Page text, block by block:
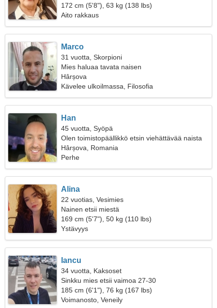
172 cm (5'8"), 63 kg (138 lbs)
Aito rakkaus
Marco
31 vuotta, Skorpioni
Mies haluaa tavata naisen
Hârșova
Kävelee ulkoilmassa, Filosofia
Han
45 vuotta, Syöpä
Olen toimistopäällikkö etsin viehättävää naista
Hârșova, Romania
Perhe
Alina
22 vuotias, Vesimies
Nainen etsii miestä
169 cm (5'7"), 50 kg (110 lbs)
Ystävyys
Iancu
34 vuotta, Kaksoset
Sinkku mies etsii vaimoa 27-30
185 cm (6'1"), 76 kg (167 lbs)
Voimanosto, Veneily